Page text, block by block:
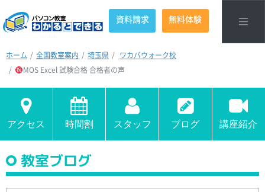
資料請求 無料体験
ホーム 全国教室案内 埼玉県
ワカバウォーク校
MOS Excel 試験合格 合格者の声
アクセス 時間割 スタッフ ブログ 講座紹介
教室ブログ